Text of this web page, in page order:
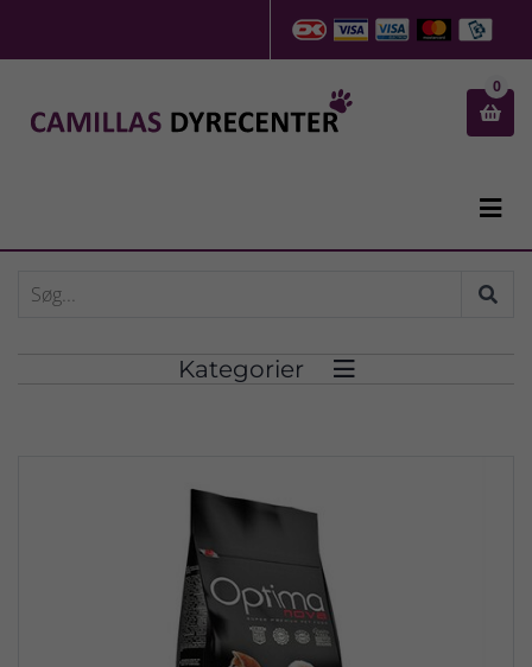

0

Kategorier 